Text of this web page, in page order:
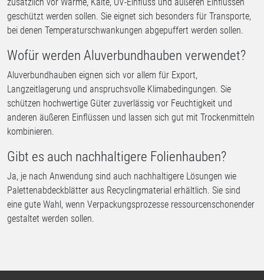
geschützt werden sollen. Sie eignet sich besonders für Transporte,
bei denen Temperaturschwankungen abgepuffert werden sollen.
Wofür werden Aluverbundhauben verwendet?
Aluverbundhauben eignen sich vor allem für Export,
Langzeitlagerung und anspruchsvolle Klimabedingungen. Sie
schützen hochwertige Güter zuverlässig vor Feuchtigkeit und
anderen äußeren Einflüssen und lassen sich gut mit Trockenmitteln
kombinieren.
Gibt es auch nachhaltigere Folienhauben?
Ja, je nach Anwendung sind auch nachhaltigere Lösungen wie
Palettenabdeckblätter aus Recyclingmaterial erhältlich. Sie sind
eine gute Wahl, wenn Verpackungsprozesse ressourcenschonender
gestaltet werden sollen.